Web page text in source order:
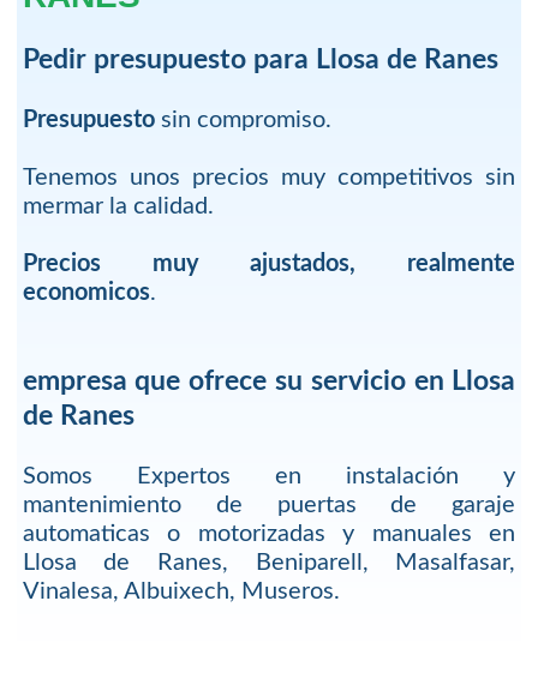
Pedir presupuesto para Llosa de Ranes
Presupuestosin compromiso.
Tenemos unos precios muy competitivos sin
mermar la calidad.
Precios muy ajustados, realmente
economicos.
empresa que ofrece su servicio en Llosa
de Ranes
Somos Expertos en instalación y
mantenimiento de puertas de garaje
automaticas o motorizadas y manuales en
Llosa de Ranes, Beniparell, Masalfasar,
Vinalesa, Albuixech, Museros.